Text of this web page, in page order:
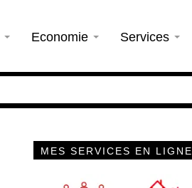
Economie Services
MES SERVICES EN LIGNE